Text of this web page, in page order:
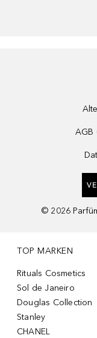
AGB
© 2026
TOP MARKEN
Rituals Cosmetics
Sol de Janeiro
Douglas Collection
Stanley
CHANEL